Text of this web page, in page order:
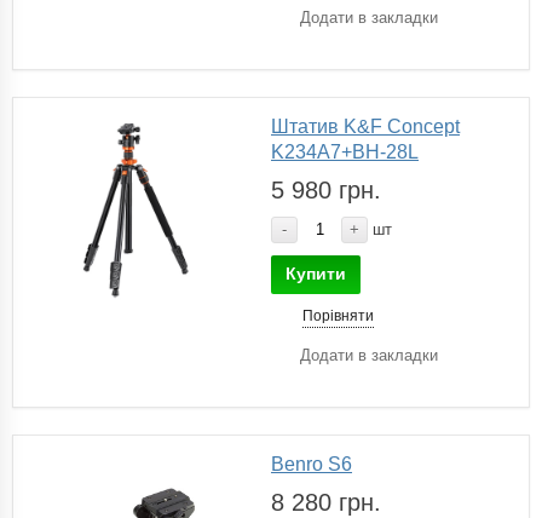
Додати в закладки
Штатив K&F Concept
K234A7+BH-28L
5 980 грн.
- + шт
Купити
Порівняти
Додати в закладки
Benro S6
8 280 грн.